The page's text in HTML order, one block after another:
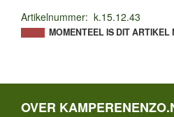
Artikelnummer: k.15.12.43
MOMENTEEL IS DIT ARTIKEL
OVER